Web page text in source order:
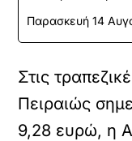
Παρασκευή 14
Στις
Πειραιώς
9,28 ευρώ, η